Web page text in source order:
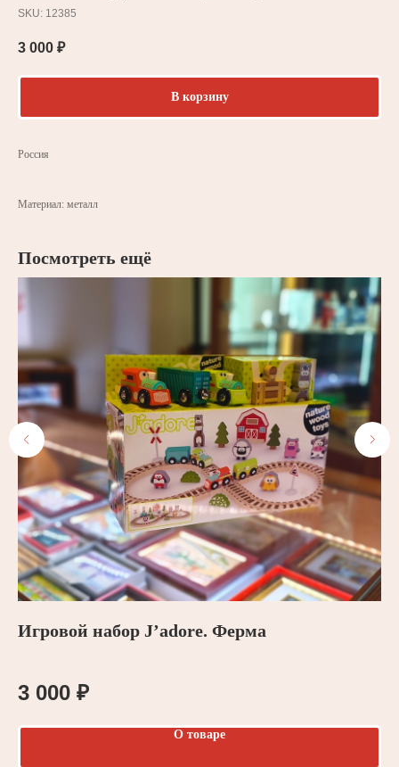
SKU: 12385
3 000 ₽
В корзину
Россия
Материал: металл
Посмотреть ещё
Игровой набор J’adore. Ферма
3 000 ₽
О товаре